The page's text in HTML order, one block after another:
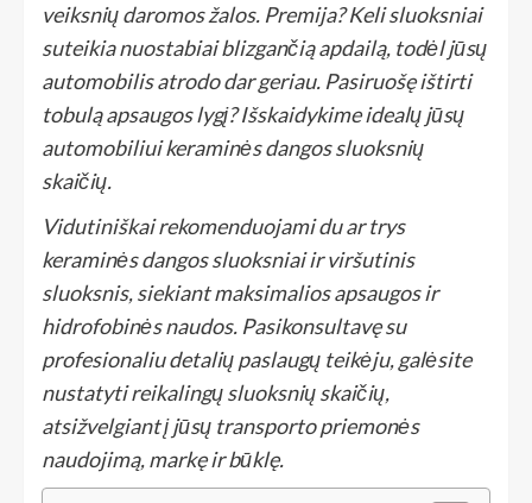
veiksnių daromos žalos. Premija? Keli sluoksniai
suteikia nuostabiai blizgančią apdailą, todėl jūsų
automobilis atrodo dar geriau. Pasiruošę ištirti
tobulą apsaugos lygį? Išskaidykime idealų jūsų
automobiliui keraminės dangos sluoksnių
skaičių.
Vidutiniškai rekomenduojami du ar trys
keraminės dangos sluoksniai ir viršutinis
sluoksnis, siekiant maksimalios apsaugos ir
hidrofobinės naudos. Pasikonsultavę su
profesionaliu detalių paslaugų teikėju, galėsite
nustatyti reikalingų sluoksnių skaičių,
atsižvelgiant į jūsų transporto priemonės
naudojimą, markę ir būklę.